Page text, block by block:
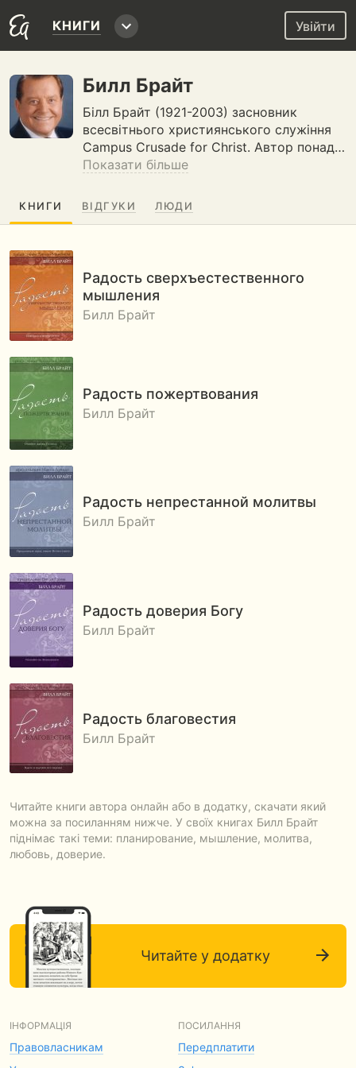
КНИГИ Увійти
Билл Брайт
Білл Брайт (1921-2003) засновник
всесвітнього християнського служіння
Campus Crusade for Christ. Автор понад…
Показати більше
КНИГИ ВІДГУКИ ЛЮДИ
Радость сверхъестественного
мышления
Билл Брайт
Радость пожертвования
Билл Брайт
Радость непрестанной молитвы
Билл Брайт
Радость доверия Богу
Билл Брайт
Радость благовестия
Билл Брайт
Читайте книги автора онлайн або в додатку, скачати який
можна за посиланням нижче. У своїх книгах Билл Брайт
піднімає такі теми: планирование, мышление, молитва,
любовь, доверие.
Читайте у додатку
ІНФОРМАЦІЯ
Правовласникам
ПОСИЛАННЯ
Передплатити